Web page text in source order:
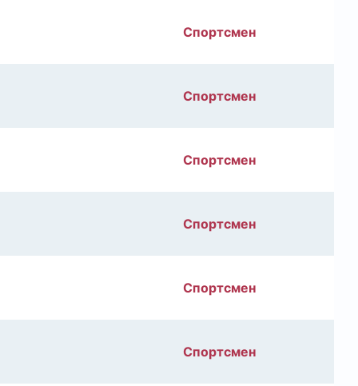
Спортсмен
Спортсмен
Спортсмен
Спортсмен
Спортсмен
Спортсмен